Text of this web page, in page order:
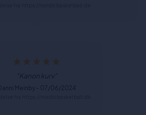
"Kanon kurv"
Meinby - 07/06/2024